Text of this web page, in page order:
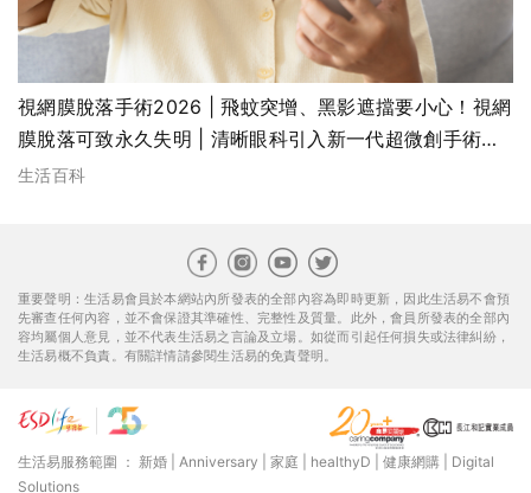
視網膜脫落手術2026 | 飛蚊突增、黑影遮擋要小心！視網
膜脫落可致永久失明 | 清晰眼科引入新一代超微創手術平
台同步處理白內障與眼底疾病 | 真實病例分享：康復理想
生活百科
重要聲明：生活易會員於本網站內所發表的全部內容為即時更新，因此生活易不會預
先審查任何內容，並不會保證其準確性、完整性及質量。此外，會員所發表的全部內
容均屬個人意見，並不代表生活易之言論及立場。如從而引起任何損失或法律糾紛，
生活易概不負責。有關詳情請參閱生活易的免責聲明。
生活易服務範圍 ： 新婚 Anniversary 家庭 healthyD 健康網購
Digital
Solutions